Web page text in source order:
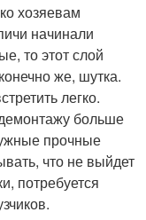
хозяевам
начинали
то этот слой
же, шутка.
легко.
больше
прочные
что не выйдет
потребуется